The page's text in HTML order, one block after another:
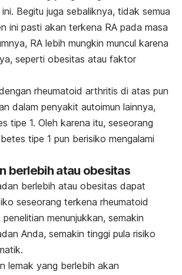
Begitu juga sebaliknya, tidak semua
ini pasti akan terkena RA pada masa
RA lebih mungkin muncul karena
seperti obesitas atau faktor
rheumatoid arthritis di atas pun
dalam penyakit autoimun lainnya,
tipe 1. Oleh karena itu, seseorang
tipe 1 pun berisiko mengalami
berlebih atau obesitas
berlebih atau obesitas dapat
seseorang terkena rheumatoid
menunjukkan, semakin
Anda, semakin tinggi pula risiko
lemak yang berlebih akan